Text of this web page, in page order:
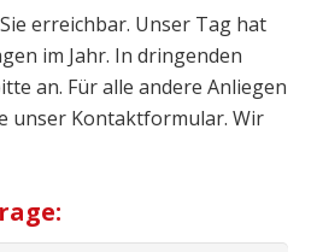
erreichbar. Unser Tag hat
im Jahr. In dringenden
an. Für alle andere Anliegen
unser Kontaktformular. Wir